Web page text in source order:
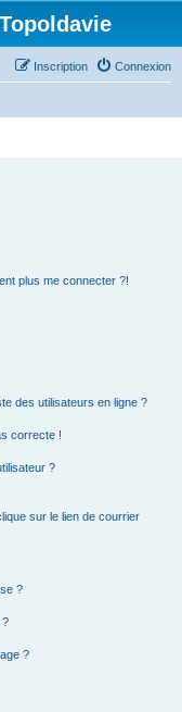
Connexion
Inscription
plus me connecter ?!
des utilisateurs en ligne ?
correcte !
?
sur le lien de courrier
?
?
?